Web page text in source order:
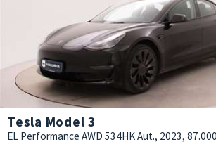
Tesla Model 3
EL Performance AWD 534HK Aut., 2023,